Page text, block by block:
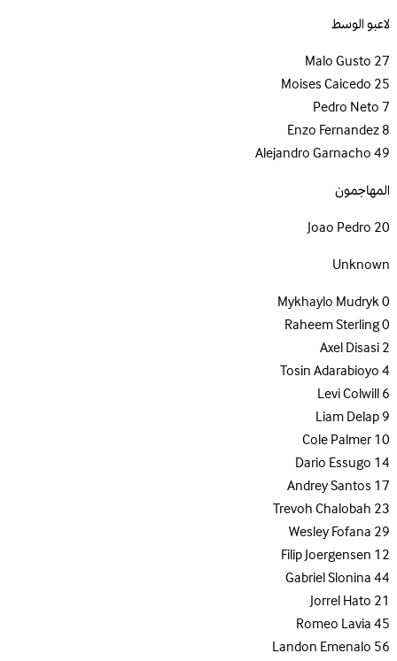
لاعبو الوسط
27
Malo Gusto
25
Moises Caicedo
7
Pedro Neto
8
Enzo Fernandez
49
Alejandro Garnacho
المهاجمون
20
Joao Pedro
Unknown
0
Mykhaylo Mudryk
0
Raheem Sterling
2
Axel Disasi
4
Tosin Adarabioyo
6
Levi Colwill
9
Liam Delap
10
Cole Palmer
14
Dario Essugo
17
Andrey Santos
23
Trevoh Chalobah
29
Wesley Fofana
12
Filip Joergensen
44
Gabriel Slonina
21
Jorrel Hato
45
Romeo Lavia
56
Landon Emenalo